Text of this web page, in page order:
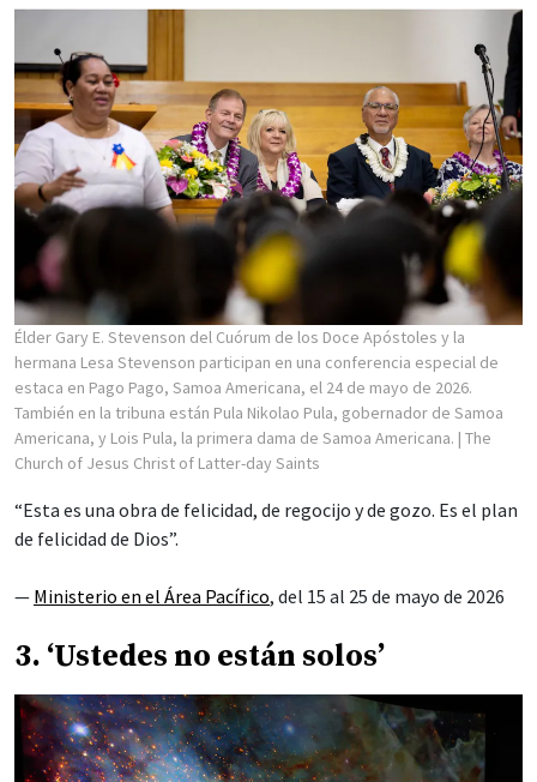
Élder Gary E. Stevenson del Cuórum de los Doce Apóstoles y la
hermana Lesa Stevenson participan en una conferencia especial de
estaca en Pago Pago, Samoa Americana, el 24 de mayo de 2026.
También en la tribuna están Pula Nikolao Pula, gobernador de Samoa
Americana, y Lois Pula, la primera dama de Samoa Americana. | The
Church of Jesus Christ of Latter-day Saints
“Esta es una obra de felicidad, de regocijo y de gozo. Es el plan
de felicidad de Dios”.
— Ministerio en el Área Pacífico, del 15 al 25 de mayo de 2026
3. ‘Ustedes no están solos’